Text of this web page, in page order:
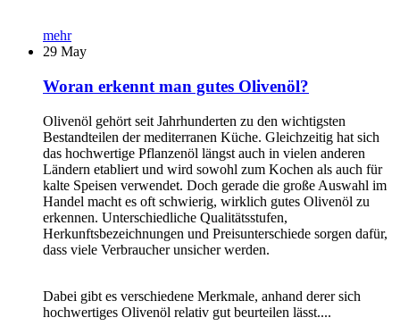
mehr
29 May
Woran erkennt man gutes Olivenöl?
Olivenöl gehört seit Jahrhunderten zu den wichtigsten
Bestandteilen der mediterranen Küche. Gleichzeitig hat sich
das hochwertige Pflanzenöl längst auch in vielen anderen
Ländern etabliert und wird sowohl zum Kochen als auch für
kalte Speisen verwendet. Doch gerade die große Auswahl im
Handel macht es oft schwierig, wirklich gutes Olivenöl zu
erkennen. Unterschiedliche Qualitätsstufen,
Herkunftsbezeichnungen und Preisunterschiede sorgen dafür,
dass viele Verbraucher unsicher werden.
Dabei gibt es verschiedene Merkmale, anhand derer sich
hochwertiges Olivenöl relativ gut beurteilen lässt....